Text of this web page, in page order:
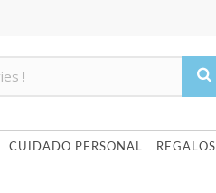
CUIDADO PERSONAL REGALOS